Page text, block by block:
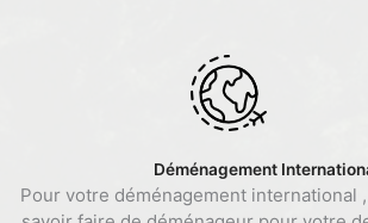
Déménagement
Pour votre déménagement international